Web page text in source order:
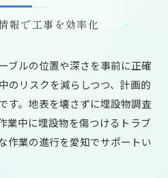
報で工事を効率化
ブルの位置や深さを事前に正確
のリスクを減らしつつ、計画的
す。地表を壊さずに埋設物調査
業中に埋設物を傷つけるトラブ
作業の進行を愛知でサポートい